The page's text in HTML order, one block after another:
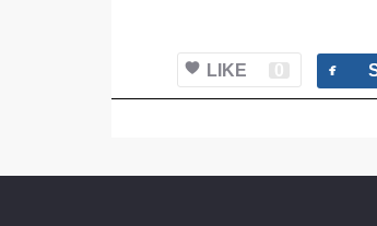
LIKE 0 facebook